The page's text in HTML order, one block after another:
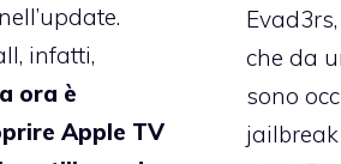
infatti,
ora è
Apple TV
che da
sono
jailbreak